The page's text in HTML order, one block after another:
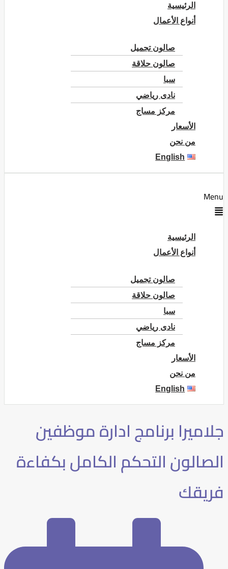
الرئيسية
أنواع الأعمال
صالون تجميل
صالون حلاقة
سبا
نادى رياضي
مركز مساج
الأسعار
من نحن
English
Menu
الرئيسية
أنواع الأعمال
صالون تجميل
صالون حلاقة
سبا
نادى رياضي
مركز مساج
الأسعار
من نحن
English
جلاميرا برنامج ادارة موظفين
الصالون التحكم الكامل بكفاءة
فريقك